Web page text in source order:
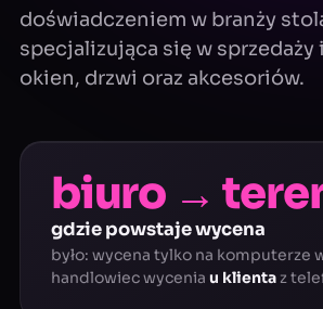
doświadczeniem w branży
specjalizująca się w sprzedaży
okien, drzwi oraz akcesoriów.
biuro →
gdzie powstaje wycena
było: wycena tylko na komputerze
handlowiec wycenia u klienta z